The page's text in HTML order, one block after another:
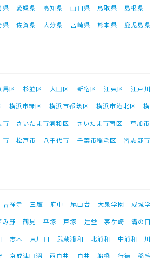
県 愛媛県 高知県 山口県 鳥取県 島根県
県 佐賀県 大分県 宮崎県 熊本県 鹿児島県
馬区 杉並区 大田区 新宿区 江東区 江戸
横浜市緑区 横浜市都筑区 横浜市港北区
市 さいたま市浦和区 さいたま市南区 草加市
市 松戸市 八千代市 千葉市稲毛区 習志野市
吉祥寺 三鷹 府中 尾山台 大泉学園 成城
み野 鶴見 平塚 戸塚 辻堂 茅ケ崎
溝の口
志木 東川口 武蔵浦和 北浦和 中浦和
京成津田沼 西白井 白井 船橋 行徳 稲毛